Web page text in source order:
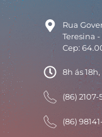
Rua
Teresina -
Cep:
8h ás
(86)
(86)